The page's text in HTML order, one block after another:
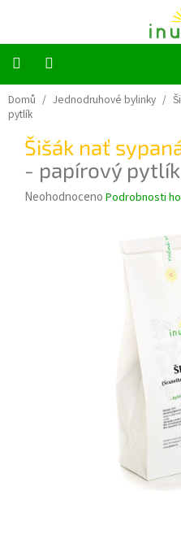
Bylinné
a
ovocné
čaje
Jednodruhové
bylinky
Domů / Jednodruhové bylinky /
pytlík
Šišák nať
- papírový pytlík
Průměrné
Neohodnoceno Podrobnosti